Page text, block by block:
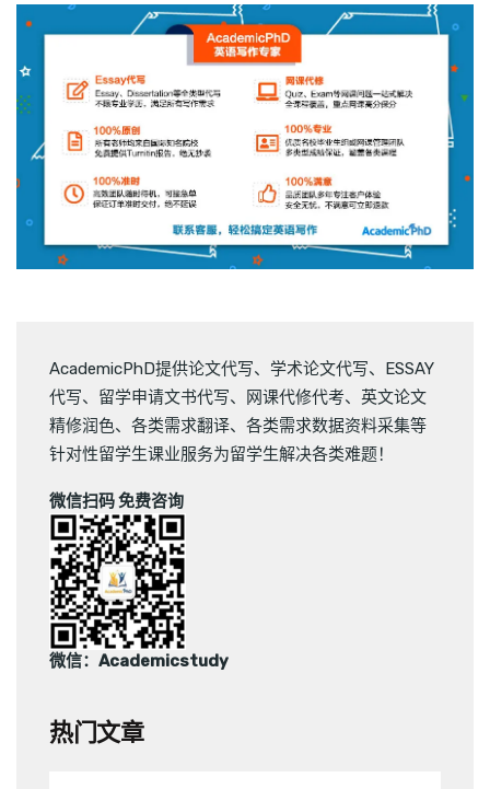
AcademicPhD提供论文代写、 学术论文代写、 ESSAY
代写、 留学申请文书代写、 网课代修代考、 英文论文
精修润色、 各类需求翻译、 各类需求数据资料采集等
针对性留学生课业服务为留学生解决各类难题！
微信扫码 免费咨询
微信：Academicstudy
热门文章